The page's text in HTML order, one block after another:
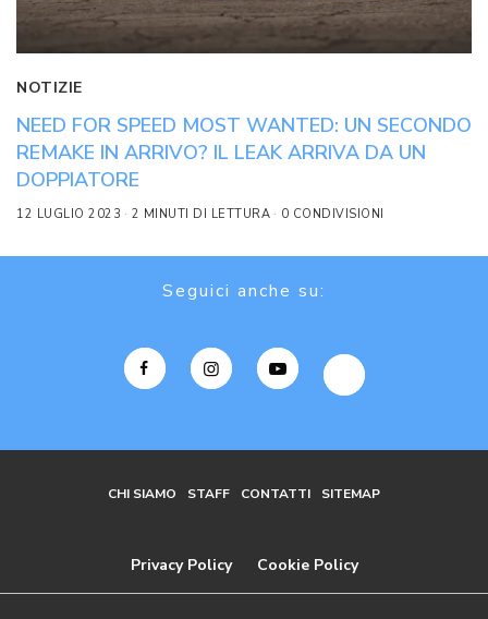
NOTIZIE
NEED FOR SPEED MOST WANTED: UN SECONDO
REMAKE IN ARRIVO? IL LEAK ARRIVA DA UN
DOPPIATORE
12 LUGLIO 2023 2 MINUTI DI LETTURA 0 CONDIVISIONI
Seguici anche su:
CHI SIAMO STAFF CONTATTI SITEMAP
Privacy Policy Cookie Policy